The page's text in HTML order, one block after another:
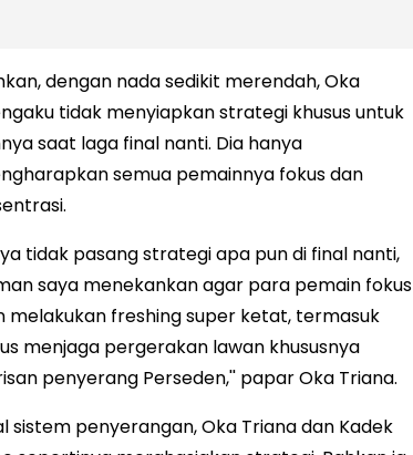
dengan nada sedikit merendah, Oka
tidak menyiapkan strategi khusus untuk
saat laga final nanti. Dia hanya
semua pemainnya fokus dan
tidak pasang strategi apa pun di final nanti,
saya menekankan agar para pemain fokus
melakukan freshing super ketat, termasuk
menjaga pergerakan lawan khususnya
penyerang Perseden,'' papar Oka Triana.
sistem penyerangan, Oka Triana dan Kadek